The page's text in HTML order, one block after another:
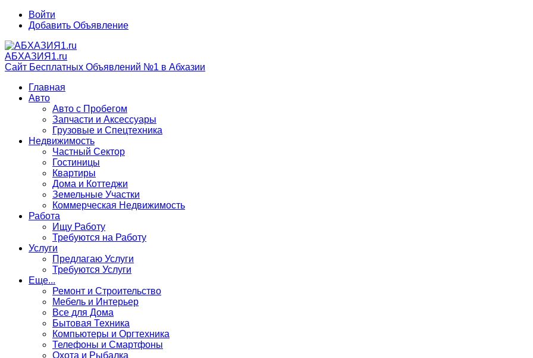
Войти
Добавить Объявление
АБХАЗИЯ1.ru
Сайт Бесплатных Объявлений №1 в Абхазии
Главная
Авто
Авто с Пробегом
Запчасти и Аксессуары
Грузовые и Спецтехника
Недвижимость
Частный Сектор
Гостиницы
Квартиры
Дома и Коттеджи
Земельные Участки
Коммерческая Недвижимость
Работа
Ищу Работу
Требуются на Работу
Услуги
Предлагаю Услуги
Требуются Услуги
Еще...
Ремонт и Строительство
Мебель и Интерьер
Все для Дома
Бытовая Техника
Компьютеры и Оргтехника
Телефоны и Смартфоны
Охота и Рыбалка